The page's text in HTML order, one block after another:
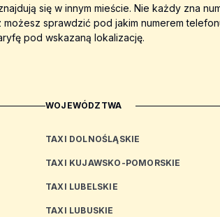
się w innym mieście. Nie każdy zna
możesz sprawdzić pod jakim numerem
pod wskazaną lokalizację.
WOJEWÓDZTWA
TAXI DOLNOŚLĄSKIE
TAXI KUJAWSKO-POMORSKIE
TAXI LUBELSKIE
TAXI LUBUSKIE